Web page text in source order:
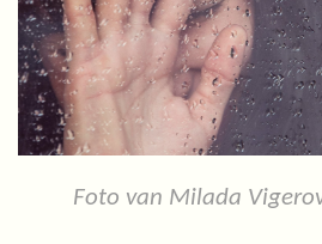
Foto van Milada